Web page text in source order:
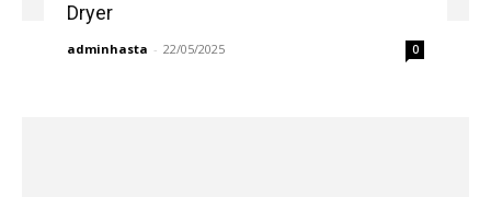
Dryer
adminhasta - 22/05/2025 0